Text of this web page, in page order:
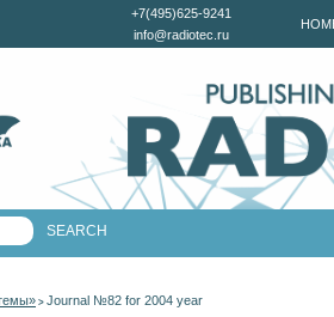
+7(495)625-9241
info@radiotec.ru
> Journal №82 for 2004 year